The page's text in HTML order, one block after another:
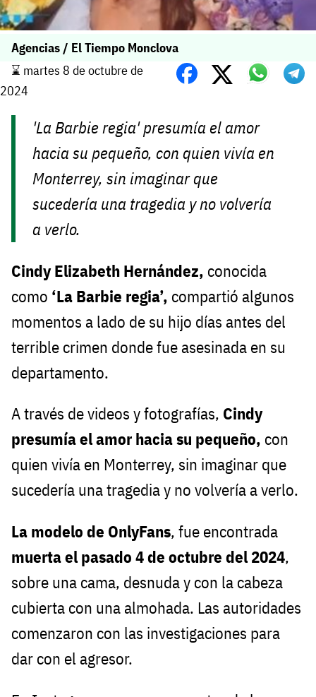
Agencias / El Tiempo Monclova
⌛️ martes 8 de octubre de
2024
'La Barbie regia' presumía el amor
hacia su pequeño, con quien vivía en
Monterrey, sin imaginar que
sucedería una tragedia y no volvería
a verlo.
Cindy Elizabeth Hernández, conocida
como ‘La Barbie regia’, compartió algunos
momentos a lado de su hijo días antes del
terrible crimen donde fue asesinada en su
departamento.
A través de videos y fotografías, Cindy
presumía el amor hacia su pequeño, con
quien vivía en Monterrey, sin imaginar que
sucedería una tragedia y no volvería a verlo.
La modelo de OnlyFans, fue encontrada
muerta el pasado 4 de octubre del 2024,
sobre una cama, desnuda y con la cabeza
cubierta con una almohada. Las autoridades
comenzaron con las investigaciones para
dar con el agresor.